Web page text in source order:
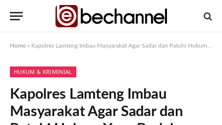
Home » Kapolres Lamteng Imbau Masyarakat Agar Sadar dan Patuhi Hukum Yang Berlaku
HUKUM & KRIMINIAL
Kapolres Lamteng Imbau
Masyarakat Agar Sadar dan